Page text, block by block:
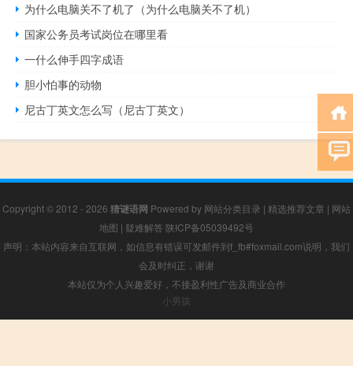
为什么电脑关不了机了（为什么电脑关不了机）
国家公务员考试岗位在哪里看
一什么伸手四字成语
胆小怕事的动物
尼古丁英文怎么写（尼古丁英文）
Copyright © 2012 - 2026 猜谜语网 Powered by 网站分类目录 | 精选推荐文章 | 网站
地图 | 疑难解答 陕ICP备05039492号
声明：本站内容来自互联网，如信息有错误可发邮件到f_fb#foxmail.com说明，我们
会及时纠正，谢谢
本站仅为个人兴趣爱好，不接盈利性广告及商业合作
小男孩